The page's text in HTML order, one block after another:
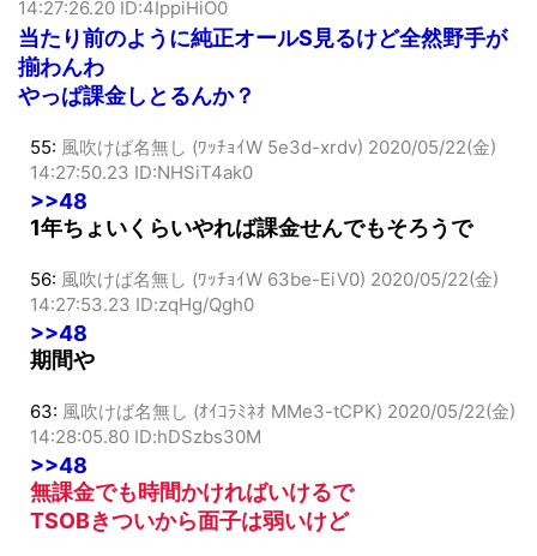
48:風吹けば名無し (ﾜｯﾁｮｲW 9a27-Plpl)
14:27:26.20 ID:4IppiHiO0
当たり前のように純正オールS見るけど全然野手が
揃わんわ
55:風吹けば名無し (ﾜｯﾁｮｲW 5e3d-xrdv)
14:27:50.23 ID:NHSiT4ak0
>>48
56:風吹けば名無し (ﾜｯﾁｮｲW 63be-EiV0)
14:27:53.23 ID:zqHg/Qgh0
>>48
63:風吹けば名無し (ｵｲｺﾗﾐﾈｵ MMe3-tCPK)
14:28:05.80 ID:hDSzbs30M
>>48
無課金でも時間かければいけるで